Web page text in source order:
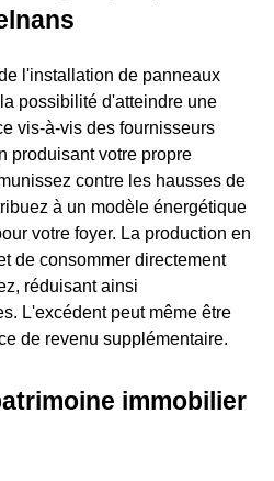
l'installation de panneaux
possibilité d'atteindre une
vis-à-vis des fournisseurs
produisant votre propre
contre les hausses de
à un modèle énergétique
votre foyer. La production en
de consommer directement
réduisant ainsi
L'excédent peut même être
de revenu supplémentaire.
immobilier